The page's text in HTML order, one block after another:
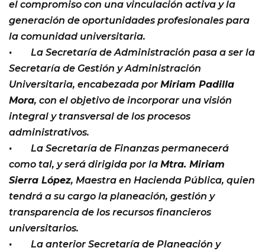
el compromiso con una vinculación activa y la
generación de oportunidades profesionales para
la comunidad universitaria.
• La Secretaría de Administración pasa a ser la
Secretaría de Gestión y Administración
Universitaria, encabezada por Miriam Padilla
Mora, con el objetivo de incorporar una visión
integral y transversal de los procesos
administrativos.
• La Secretaría de Finanzas permanecerá
como tal, y será dirigida por la Mtra. Miriam
Sierra López, Maestra en Hacienda Pública, quien
tendrá a su cargo la planeación, gestión y
transparencia de los recursos financieros
universitarios.
• La anterior Secretaría de Planeación y